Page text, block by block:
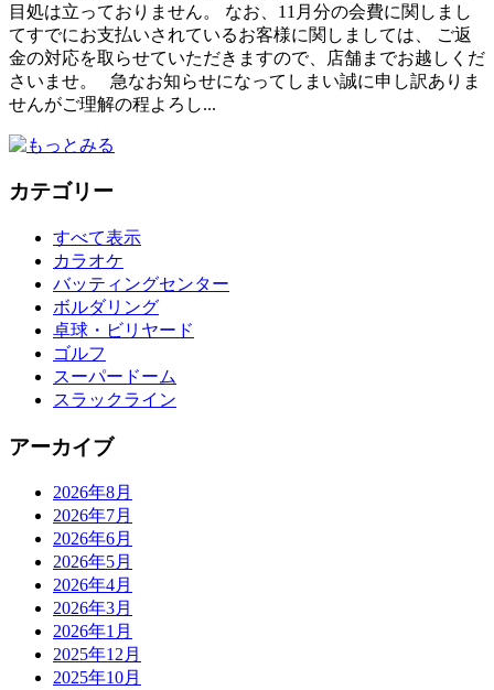
目処は立っておりません。 なお、11月分の会費に関しまし
てすでにお支払いされているお客様に関しましては、 ご返
金の対応を取らせていただきますので、店舗までお越しくだ
さいませ。 急なお知らせになってしまい誠に申し訳ありま
せんがご理解の程よろし...
カテゴリー
すべて表示
カラオケ
バッティングセンター
ボルダリング
卓球・ビリヤード
ゴルフ
スーパードーム
スラックライン
アーカイブ
2026年8月
2026年7月
2026年6月
2026年5月
2026年4月
2026年3月
2026年1月
2025年12月
2025年10月